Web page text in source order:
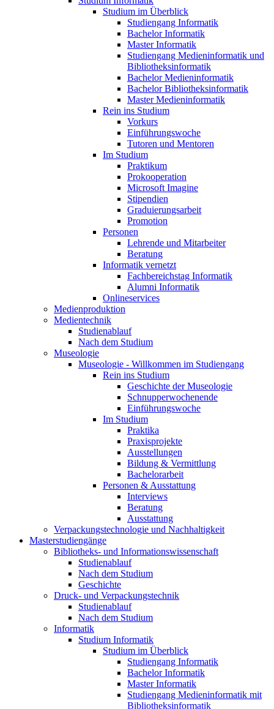
Studium im Überblick
Studiengang Informatik
Bachelor Informatik
Master Informatik
Studiengang Medieninformatik und
Bibliotheksinformatik
Bachelor Medieninformatik
Bachelor Bibliotheksinformatik
Master Medieninformatik
Rein ins Studium
Vorkurs
Einführungswoche
Tutoren und Mentoren
Im Studium
Praktikum
Prokooperation
Microsoft Imagine
Stipendien
Graduierungsarbeit
Promotion
Personen
Lehrende und Mitarbeiter
Beratung
Informatik vernetzt
Fachbereichstag Informatik
Alumni Informatik
Onlineservices
Medienproduktion
Medientechnik
Studienablauf
Nach dem Studium
Museologie
Museologie - Willkommen im Studiengang
Rein ins Studium
Geschichte der Museologie
Schnupperwochenende
Einführungswoche
Im Studium
Praktika
Praxisprojekte
Ausstellungen
Bildung & Vermittlung
Bachelorarbeit
Personen & Ausstattung
Interviews
Beratung
Ausstattung
Verpackungstechnologie und Nachhaltigkeit
Masterstudiengänge
Bibliotheks- und Informationswissenschaft
Studienablauf
Nach dem Studium
Geschichte
Druck- und Verpackungstechnik
Studienablauf
Nach dem Studium
Informatik
Studium Informatik
Studium im Überblick
Studiengang Informatik
Bachelor Informatik
Master Informatik
Studiengang Medieninformatik mit
Bibliotheksinformatik